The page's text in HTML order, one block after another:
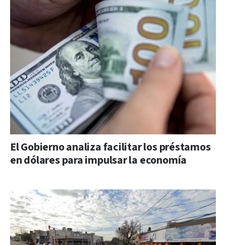
El Gobierno analiza facilitar los préstamos
en dólares para impulsar la economía